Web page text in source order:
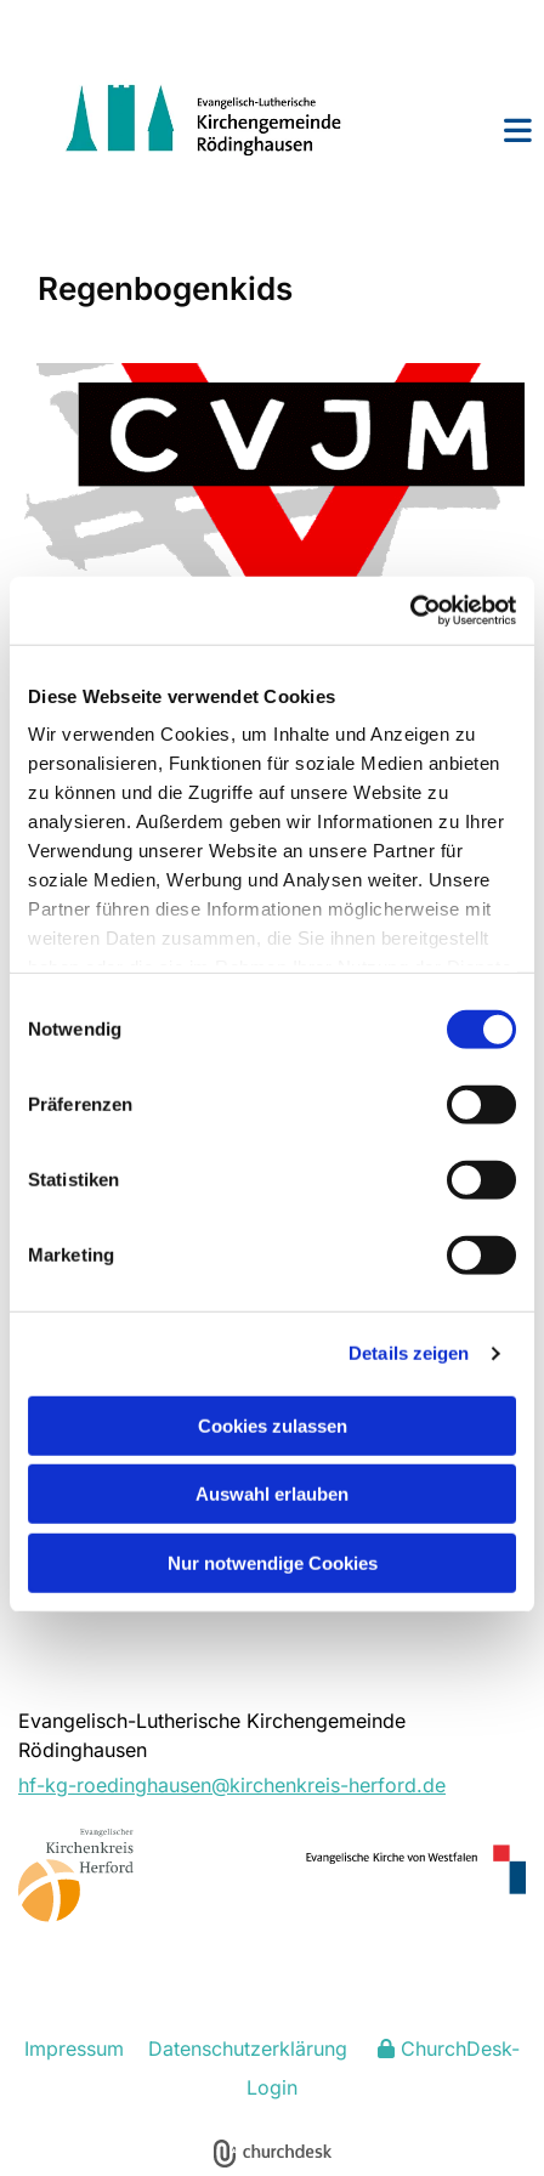
Diese Webseite verwendet Cookies
Wir verwenden Cookies, um Inhalte und Anzeigen zu
personalisieren, Funktionen für soziale Medien anbieten
zu können und die Zugriffe auf unsere Website zu
analysieren. Außerdem geben wir Informationen zu Ihrer
Verwendung unserer Website an unsere Partner für
soziale Medien, Werbung und Analysen weiter. Unsere
Partner führen diese Informationen möglicherweise mit
weiteren Daten zusammen, die Sie ihnen bereitgestellt
Notwendig
Präferenzen
Statistiken
Marketing
Details zeigen
Cookies zulassen
Auswahl erlauben
Nur notwendige Cookies
Regenbogenkids
Dienstag, 27. Juli 2027, 16:00 - 17:00
Uhr
Gemeindehaus Schwenningdorf, Am
Gemeindehaus 33, 32289
Rödinghausen
Evangelisch-Lutherische Kirchengemeinde
Rödinghausen
hf-kg-roedinghausen@kirchenkreis-herford.de
Impressum Datenschutzerklärung
ChurchDesk-
Login